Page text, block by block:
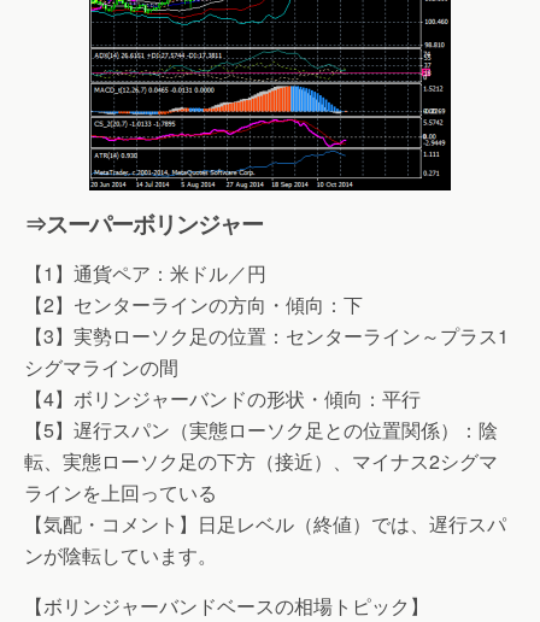
⇒スーパーボリンジャー
【1】通貨ペア：米ドル／円
【2】センターラインの方向・傾向：下
【3】実勢ローソク足の位置：センターライン～プラス1
シグマラインの間
【4】ボリンジャーバンドの形状・傾向：平行
【5】遅行スパン（実態ローソク足との位置関係）：陰
転、実態ローソク足の下方（接近）、マイナス2シグマ
ラインを上回っている
【気配・コメント】日足レベル（終値）では、遅行スパ
ンが陰転しています。
【ボリンジャーバンドベースの相場トピック】